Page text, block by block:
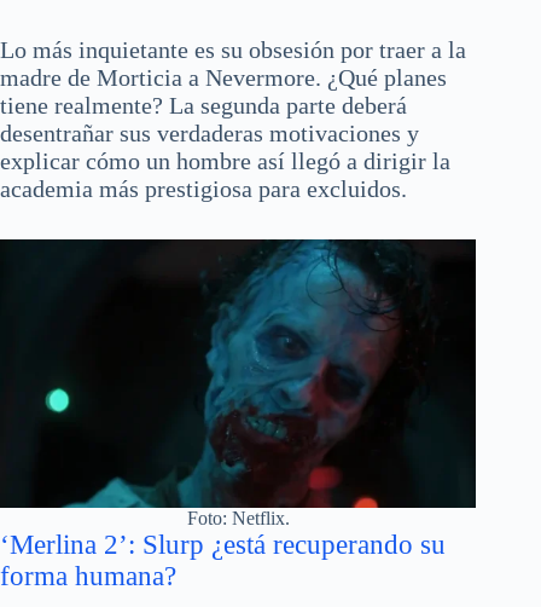
Lo más inquietante es su obsesión por traer a la
madre de Morticia a Nevermore. ¿Qué planes
tiene realmente? La segunda parte deberá
desentrañar sus verdaderas motivaciones y
explicar cómo un hombre así llegó a dirigir la
academia más prestigiosa para excluidos.
Foto: Netflix.
‘Merlina 2’: Slurp ¿está recuperando su
forma humana?